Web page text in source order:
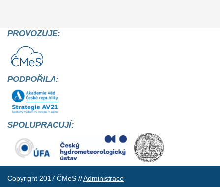
PROVOZUJE:
PODPOŘILA:
SPOLUPRACUJÍ:
Copyright 2017 ČMeS //Administrace